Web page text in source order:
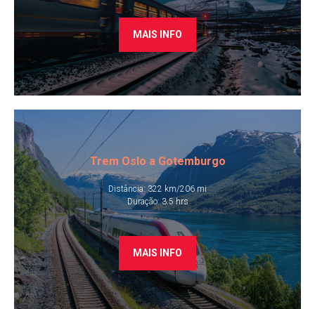
MAIS INFO
Trem Oslo a Gotemburgo​
Distância: 322 km/206 mi
​Duração: 3.5 hrs
MAIS INFO